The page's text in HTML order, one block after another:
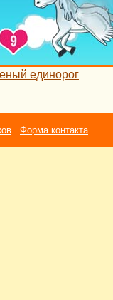
единорог
Форма контакта